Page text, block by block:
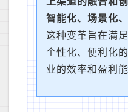
智能化、场景化
这种变革旨在满
个性化、便利化
业的效率和盈利能